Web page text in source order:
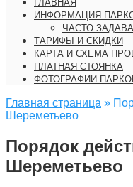
ГЛАВНАЯ
ИНФОРМАЦИЯ
ЧАСТО
ТАРИФЫ И СКИДКИ
КАРТА И СХЕМА
ПЛАТНАЯ СТОЯНКА
ФОТОГРАФИИ
Главная страница »
Шереметьево
Порядок
Шереметьево